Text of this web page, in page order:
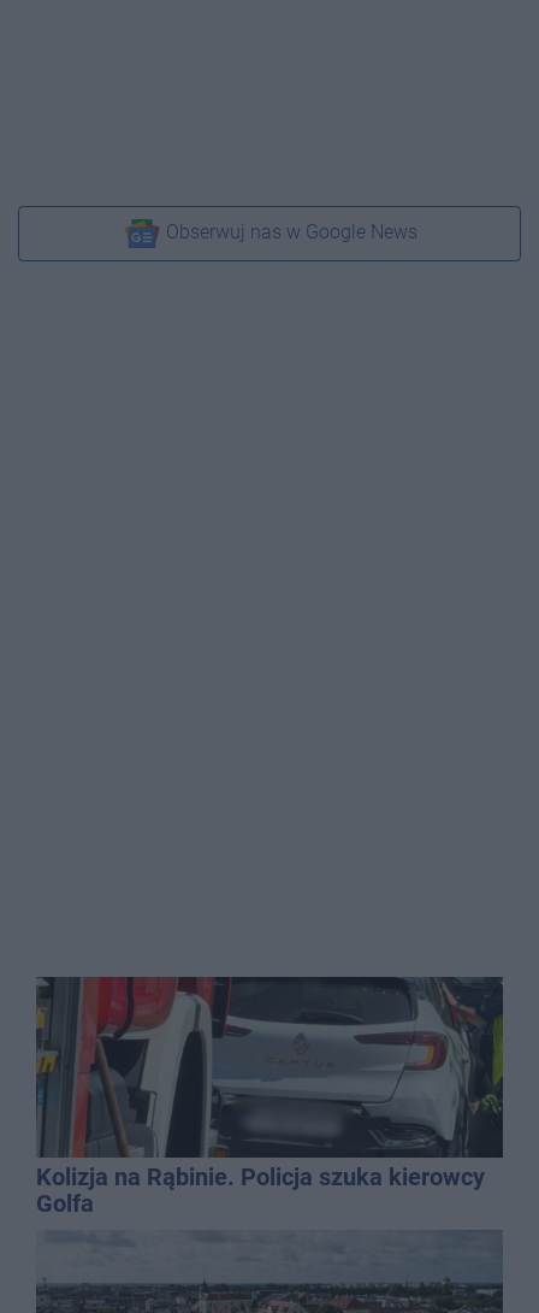
Obserwuj nas w Google News
Kolizja na Rąbinie. Policja szuka kierowcy
Golfa